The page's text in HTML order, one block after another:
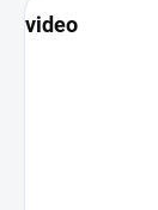
video